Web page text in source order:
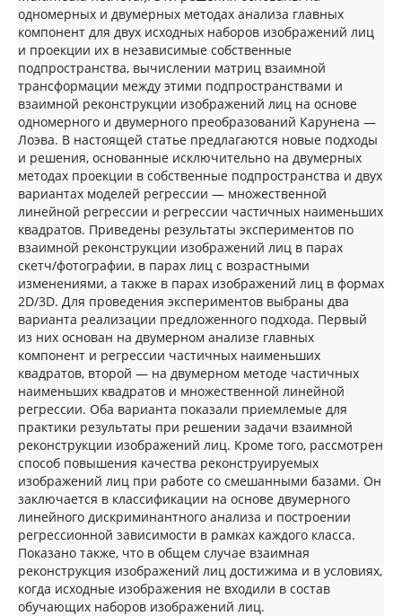
одномерных и двумерных методах анализа главных
компонент для двух исходных наборов изображений лиц
и проекции их в независимые собственные
подпространства, вычислении матриц взаимной
трансформации между этими подпространствами и
взаимной реконструкции изображений лиц на основе
одномерного и двумерного преобразований Карунена —
Лоэва. В настоящей статье предлагаются новые подходы
и решения, основанные исключительно на двумерных
методах проекции в собственные подпространства и двух
вариантах моделей регрессии — множественной
линейной регрессии и регрессии частичных наименьших
квадратов. Приведены результаты экспериментов по
взаимной реконструкции изображений лиц в парах
скетч/фотографии, в парах лиц с возрастными
изменениями, а также в парах изображений лиц в формах
2D/3D. Для проведения экспериментов выбраны два
варианта реализации предложенного подхода. Первый
из них основан на двумерном анализе главных
компонент и регрессии частичных наименьших
квадратов, второй — на двумерном методе частичных
наименьших квадратов и множественной линейной
регрессии. Оба варианта показали приемлемые для
практики результаты при решении задачи взаимной
реконструкции изображений лиц. Кроме того, рассмотрен
способ повышения качества реконструируемых
изображений лиц при работе со смешанными базами. Он
заключается в классификации на основе двумерного
линейного дискриминантного анализа и построении
регрессионной зависимости в рамках каждого класса.
Показано также, что в общем случае взаимная
реконструкция изображений лиц достижима и в условиях,
когда исходные изображения не входили в состав
обучающих наборов изображений лиц.